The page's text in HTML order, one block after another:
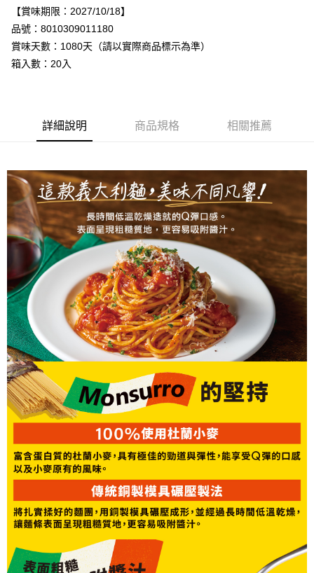
AFTEE先享後付
相關說明
【關於「AFTEE先享後付」】
AFTEE先享後付是「在收到商品之後才付款」的支付方式。 讓您購物簡單
便利好安心！
【「AFTEE先享後付」結帳流程】
２．訂單成立數日內，您將收到繳費通知簡訊。
３．收到繳費通知簡訊後14天內，點擊此簡訊中的連結，可透過四大超商／
ATM／網路銀行／等多元方式進行付款，方視為交易完成。
※ 請注意：結帳手續完成當下不需立刻繳費，但若您需要取消訂單，請聯絡
購買商品的店家。未經商家同意取消之訂單仍視為有效，需透過AFTEE先享
後付繳納相關費用。
※ 交易是否成功請以「AFTEE先享後付 」之結帳頁面顯示為準，若有關於
是否繳費成功／繳費後需取消欲退款等相關疑問，請聯繫「AFTEE先享後付
客戶支援中心」
https://netprotections.freshdesk.com/support/home
【注意事項】
１．透過由恩沛科技股份有限公司提供之「AFTEE先享後付」服務完成之交
易，需依本服務之必要範圍內提供個人資料，並將交易相關給付款項請求債
權轉讓予恩沛科技股份有限公司。
２．關於個人資料處理事宜，請瀏覽以下網址：
https://aftee.tw/terms/#terms3
３．未成年的使用者請事先徵得法定代理人或監護人之同意方可使用
「AFTEE先享後付」，若未經同意申辦者引起之損失，本公司不負相關責
任。
４．使用「AFTEE先享後付」時，將依據個別帳號之用戶狀況，依本公司即
時審查核予不同之上限額度；若仍有額度不足之情形，本公司將視審查結果
請求用戶進行身份認證。
５．嚴禁一人註冊多個帳號或使用他人資訊註冊。若發現惡意使用之情形，
恩沛科技股份有限公司將有權停止該用戶之使用額度並採取法律行動。
運送方式
【賞味期限：2027/10/18】
品號：8010309011180
賞味天數：1080天（請以實際商品標示為準）
箱入數：20入
詳細說明 商品規格 相關推薦